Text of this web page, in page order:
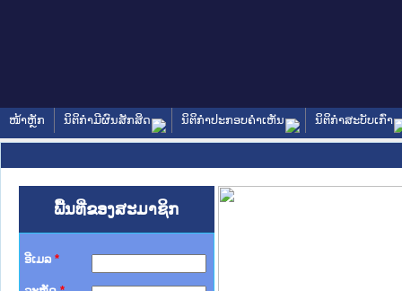
ໜ້າຫຼັກ ນິຕິກໍາມີຜົນສັກສິດ ນິຕິກໍາປະກອບຄໍາເຫັນ ນິຕິກໍາສະບັບເກົ່າ
ພື້ນທີ່ຂອງສະມາຊິກ
ອີເມລ *